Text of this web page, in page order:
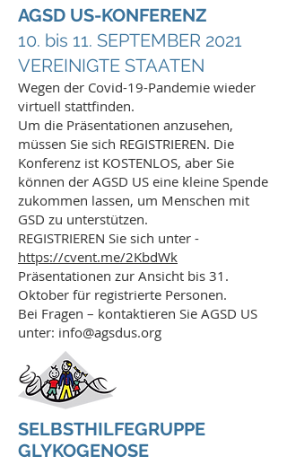
AGSD US-KONFERENZ
10. bis 11. SEPTEMBER 2021
VEREINIGTE STAATEN
Wegen der Covid-19-Pandemie wieder
virtuell stattfinden.
Um die Präsentationen anzusehen,
müssen Sie sich REGISTRIEREN. Die
Konferenz ist KOSTENLOS, aber Sie
können der AGSD US eine kleine Spende
zukommen lassen, um Menschen mit
GSD zu unterstützen.
REGISTRIEREN Sie sich unter -
https://cvent.me/2KbdWk
Präsentationen zur Ansicht bis 31.
Oktober für registrierte Personen.
Bei Fragen – kontaktieren Sie AGSD US
unter: info@agsdus.org
SELBSTHILFEGRUPPE
GLYKOGENOSE